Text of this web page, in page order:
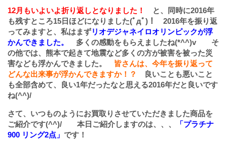
12月もいよいよ折り返しとなりました！
と、同時に2016年
も残すところ15日ほどになりました(ﾟдﾟ)！ 2016年を振り返
ってみますと、私はまずリオデジャネイロオリンピックが浮
かんできました。
多くの感動をもらえましたね(*^^)v そ
の他では、熊本で起きて地震など多くの方が被害を被った災
害なども浮かんできました。 皆さんは、今年を振り返って
どんな出来事が浮かんできますか！？
良いことも悪いこと
も全部含めて、良い1年だったなと思える2016年だと良いです
ね(^^)/
さて、いつものようにお買取りさせていただきました商品を
ご紹介です(^^)/ 本日ご紹介しますのは、、、
「プラチナ
900 リング2点」 です！